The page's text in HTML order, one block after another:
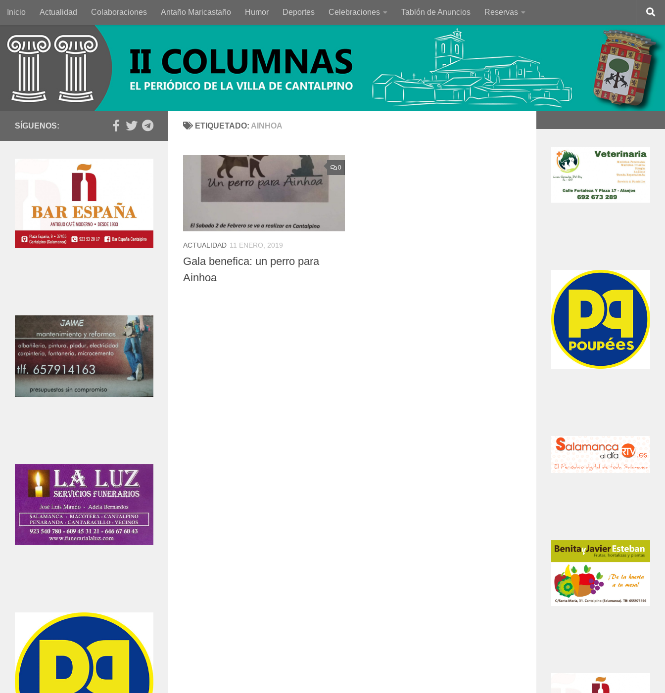
Saltar al contenido
Inicio Actualidad Colaboraciones Antaño Maricastaño Humor Deportes Celebraciones Tablón de Anuncios Reservas
ETIQUETADO: AINHOA
0
ACTUALIDAD 11 ENERO, 2019
Gala benefica: un perro para
Ainhoa
SÍGUENOS: